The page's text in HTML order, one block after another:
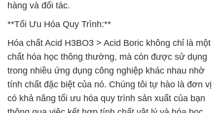
hàng và đối tác.
**Tối Ưu Hóa Quy Trình:**
Hóa chất Acid H3BO3 > Acid Boric không chỉ là một
chất hóa học thông thường, mà còn được sử dụng
trong nhiều ứng dụng công nghiệp khác nhau nhờ
tính chất đặc biệt của nó. Chúng tôi tự hào là đơn vị
có khả năng tối ưu hóa quy trình sản xuất của bạn